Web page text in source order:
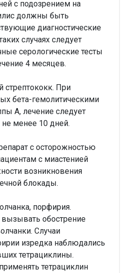
с подозрением на
должны быть
диагностические
случаях следует
серологические тесты
4 месяцев.
стрептококк. При
бета-гемолитическими
А, лечение следует
не менее 10 дней.
с осторожностью
с миастенией
возникновения
блокады.
порфирия.
обострение
Случаи
изредка наблюдались
тетрациклины.
тетрациклин